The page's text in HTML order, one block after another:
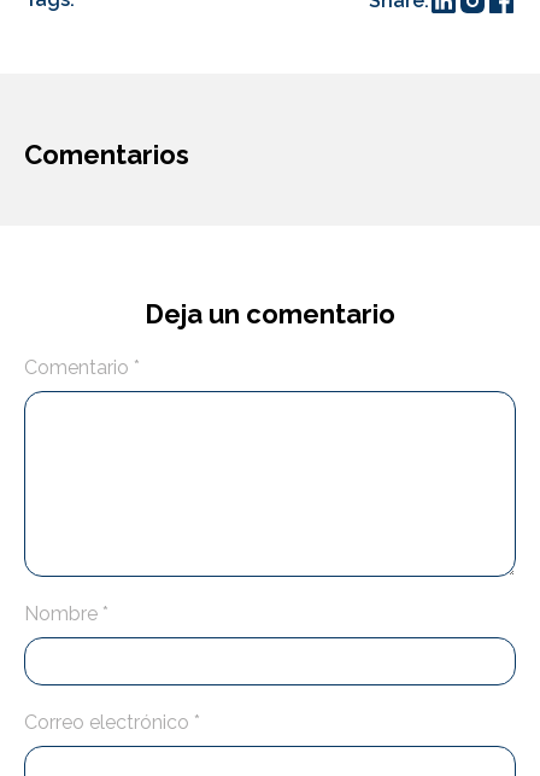
Comentarios
Deja un comentario
Comentario *
Nombre *
Correo electrónico *